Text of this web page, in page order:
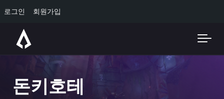
로그인 회원가입
Skip to main content
돈키호테